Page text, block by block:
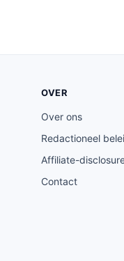
OVER
Over ons
Redactioneel
Affiliate-
Contact